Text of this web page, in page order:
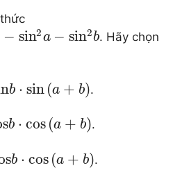
− sin2a − sin2b. Hãy chọn
b ⋅ sin (a + b).
b ⋅ cos (a + b).
b ⋅ cos (a + b).